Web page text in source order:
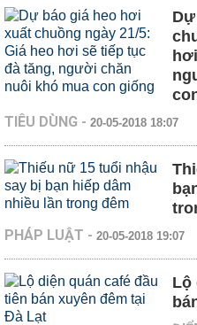
TIÊU DÙNG - 20-05-2018 18:07
PHÁP LUẬT - 20-05-2018 19:07
Lộ